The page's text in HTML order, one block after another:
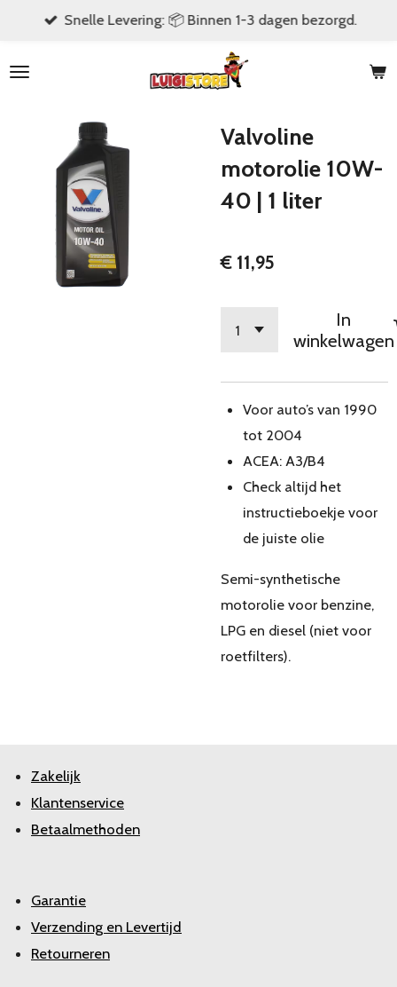
naar
hoofdinhoud
Snelle Levering: 📦 Binnen 1-3 dagen bezorgd.
Valvoline
motorolie 10W-
40 | 1 liter
€ 11,95
In
winkelwagen
Voor auto’s van 1990
tot 2004
ACEA: A3/B4
Check altijd het
instructieboekje voor
de juiste olie
Semi-synthetische
motorolie voor benzine,
LPG en diesel (niet voor
roetfilters).
Zakelijk
Klantenservice
Betaalmethoden
Garantie
Verzending en Levertijd
Retourneren